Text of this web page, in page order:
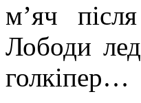
м’яч
Лободи
голкіпер…